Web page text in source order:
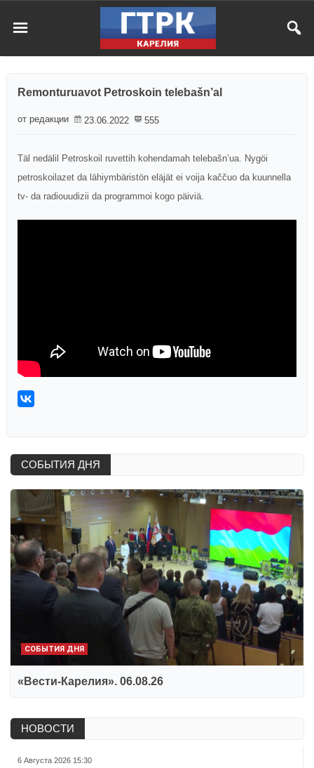
Remonturuavot Petroskoin telebašn’al
от редакции 23.06.2022 555
Täl nedälil Petroskoil ruvettih kohendamah telebašn’ua. Nygöi
petroskoilazet da lähiymbäristön eläjät ei voija kaččuo da kuunnella
tv- da radiouudizii da programmoi kogo päiviä.
СОБЫТИЯ ДНЯ
СОБЫТИЯ ДНЯ
«Вести-Карелия». 06.08.26
НОВОСТИ
6 Августа 2026 15:30